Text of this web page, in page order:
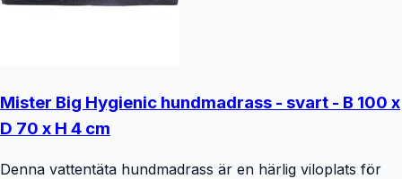
Mister Big Hygienic hundmadrass - svart - B 100 x
D 70 x H 4 cm
Denna vattentäta hundmadrass är en härlig viloplats för